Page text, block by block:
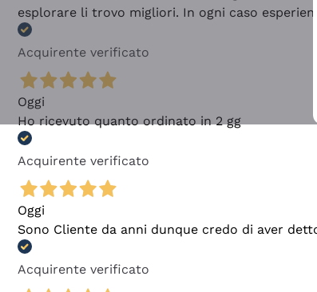
esplorare li trovo migliori. In ogni caso
Acquirente verificato
Oggi
Ho ricevuto quanto ordinato in 2 gg
Acquirente verificato
Oggi
Sono Cliente da anni dunque credo di aver
Acquirente verificato